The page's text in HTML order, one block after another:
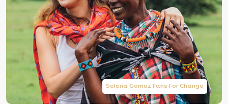
Selena Gomez Fans For Change